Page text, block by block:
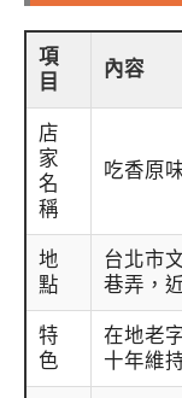
項
目
內容
店
家
名
稱
吃香原
地
點
台北市
巷弄，
特
色
在地老
十年維